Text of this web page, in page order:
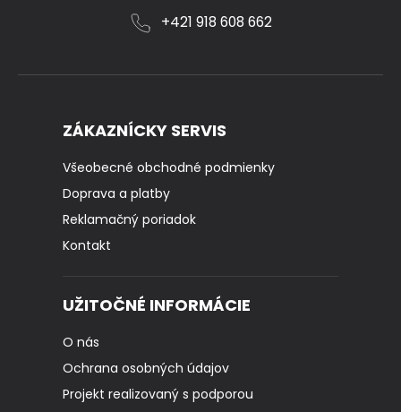
+421 918 608 662
ZÁKAZNÍCKY SERVIS
Všeobecné obchodné podmienky
Doprava a platby
Reklamačný poriadok
Kontakt
UŽITOČNÉ INFORMÁCIE
O nás
Ochrana osobných údajov
Projekt realizovaný s podporou